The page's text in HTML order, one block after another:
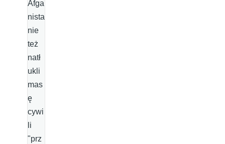
Afga
nista
nie
też
natł
ukli
mas
ę
cywi
li
"prz